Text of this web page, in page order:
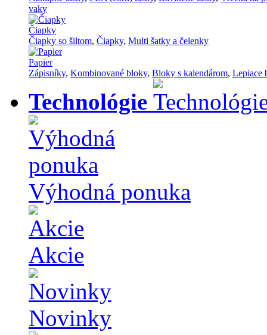
vaky
Čiapky
Čiapky so šiltom, Čiapky, Multi šatky a čelenky
Papier
Zápisníky, Kombinované bloky, Bloky s kalendárom, Lepiace
Technológie
Výhodná ponuka
Akcie
Novinky